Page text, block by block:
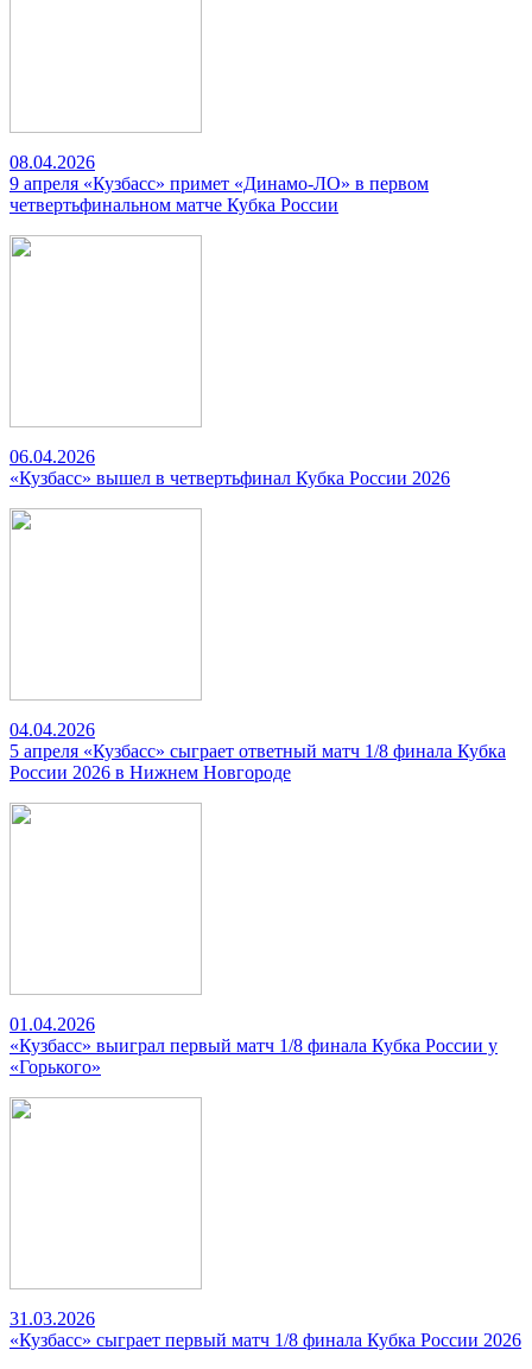
08.04.2026
9 апреля «Кузбасс» примет «Динамо-ЛО» в первом
четвертьфинальном матче Кубка России
06.04.2026
«Кузбасс» вышел в четвертьфинал Кубка России 2026
04.04.2026
5 апреля «Кузбасс» сыграет ответный матч 1/8 финала Кубка
России 2026 в Нижнем Новгороде
01.04.2026
«Кузбасс» выиграл первый матч 1/8 финала Кубка России у
«Горького»
31.03.2026
«Кузбасс» сыграет первый матч 1/8 финала Кубка России 2026